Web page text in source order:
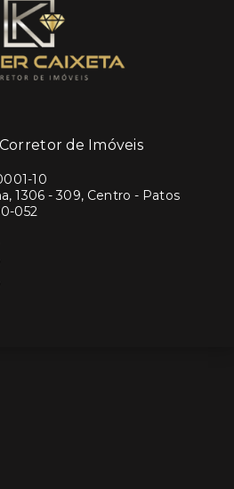
de Imóveis
10
1306 - 309, Centro - Patos
052